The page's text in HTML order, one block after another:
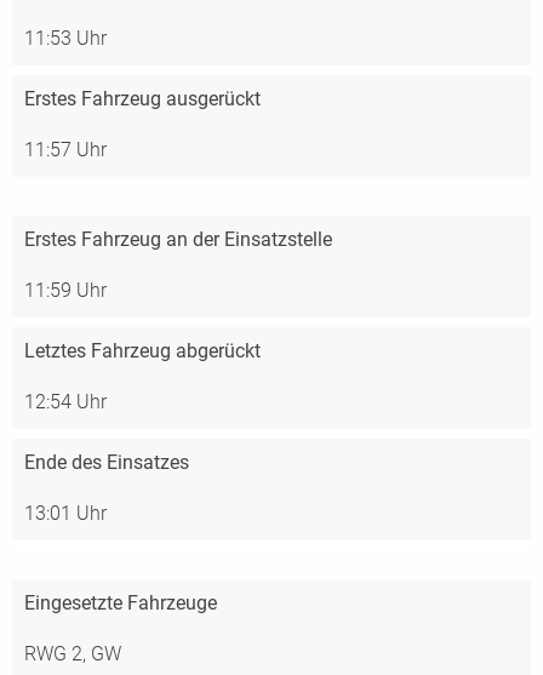
11:53 Uhr
Erstes Fahrzeug ausgerückt
11:57 Uhr
Erstes Fahrzeug an der Einsatzstelle
11:59 Uhr
Letztes Fahrzeug abgerückt
12:54 Uhr
Ende des Einsatzes
13:01 Uhr
Eingesetzte Fahrzeuge
RWG 2, GW